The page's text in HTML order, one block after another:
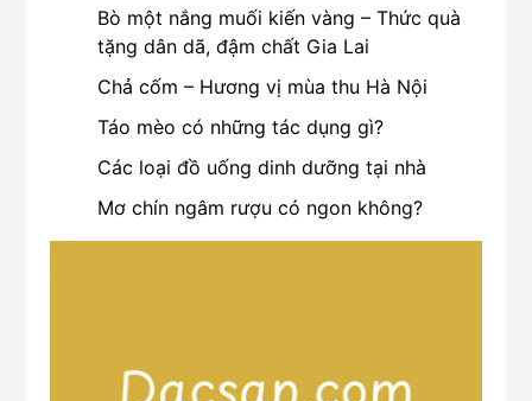
Bò một nắng muối kiến vàng – Thức quà
tặng dân dã, đậm chất Gia Lai
Chả cốm – Hương vị mùa thu Hà Nội
Táo mèo có những tác dụng gì?
Các loại đồ uống dinh dưỡng tại nhà
Mơ chín ngâm rượu có ngon không?